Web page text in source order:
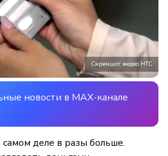
Скриншот видео НТС
новости в MAX-канале
деле в разы больше.